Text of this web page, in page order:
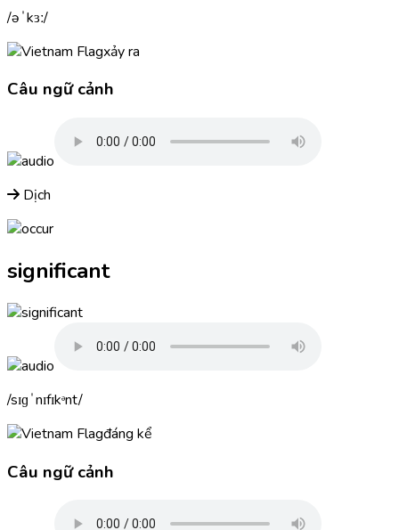
əˈkɜː
xảy ra
Câu ngữ cảnh
Dịch
significant
sɪɡˈnɪfɪkᵊnt
đáng kể
Câu ngữ cảnh